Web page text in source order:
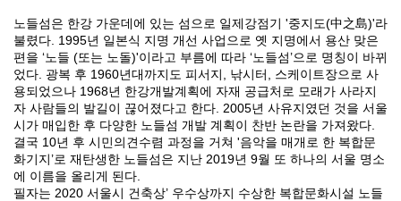
포
털 R
L
복
사
유
하
기
기
크
게
변
경
하
기
작
게
변
경
하
기
노들섬은 한강 가운데에 있는 섬으로 일제강점기 '중지도(中之島)'라
불렸다. 1995년 일본식 지명 개선 사업으로 옛 지명에서 용산 맞은
편을 ‘노들 (또는 노돌)'이라고 부름에 따라 ‘노들섬’으 로 명칭이 바뀌
었다. 광복 후 1960년대까지도 피서지, 낚시터, 스케이트장으로 사
용되었으나 1968년 한강개발계획에 자재 공급처로 모래가 사라지
자 사람들의 발길이 끊어졌다고 한다. 2005년 사유지였던 것을 서울
시가 매입한 후 다양한 노들섬 개발 계획이 찬반 논란을 가져왔다.
결국 10년 후 시민의견수렴 과정을 거쳐 '음악을 매개로 한 복합문
화기지’로 재탄생한 노들섬은 지난 2019년 9월 또 하나의 서울 명소
에 이름을 올리게 된다.
필자는 2020 서울시 건축상’ 우수상까지 수상한 복합문화시설 노들